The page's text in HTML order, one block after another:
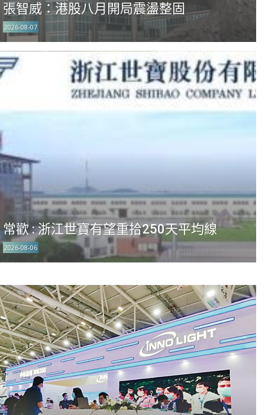
張智威：港股八月開局震盪整固
2026-08-07
常歡 : 浙江世寶有望重拾250天平均線
2026-08-06